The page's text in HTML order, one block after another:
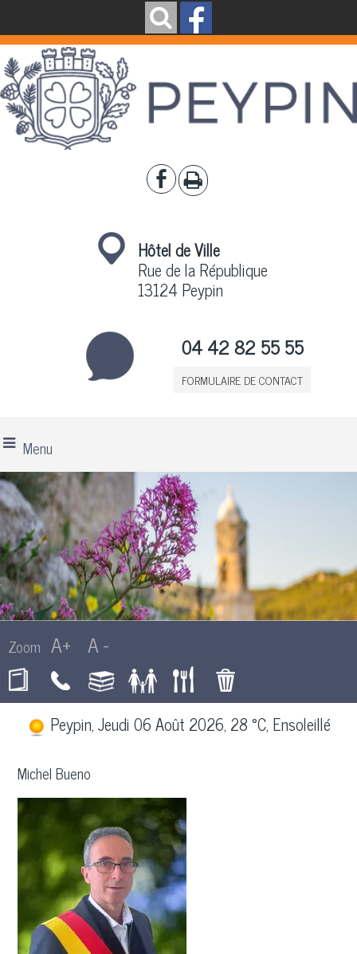
Hôtel de Ville
Rue de la République
13124 Peypin
04 42 82 55 55
FORMULAIRE DE CONTACT
Menu
Peypin, Jeudi 06 Août 2026, 28 °C, Ensoleillé
Michel Bueno